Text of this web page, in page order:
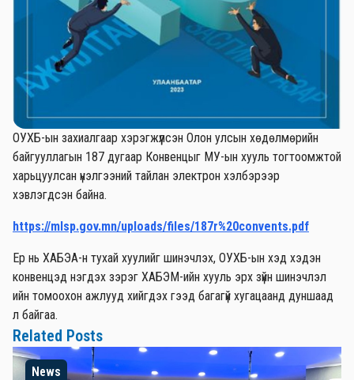
ОУХБ-ын захиалгаар хэрэгжүүлсэн Олон улсын хөдөлмөрийн
байгууллагын 187 дугаар Конвенцыг МУ-ын хууль тогтоомжтой
харьцуулсан үнэлгээний тайлан электрон хэлбэрээр
хэвлэгдсэн байна.
https://mlsp.gov.mn/uploads/files/187r%20convents.pdf
Ер нь ХАБЭА-н тухай хуулийг шинэчлэх, ОУХБ-ын хэд хэдэн
конвенцэд нэгдэх зэрэг ХАБЭМ-ийн хууль эрх зүйн шинэчлэл
ийн томоохон ажлууд хийгдэх гээд багагүй хугацаанд дуншаад
л байгаа.
Related Posts
News